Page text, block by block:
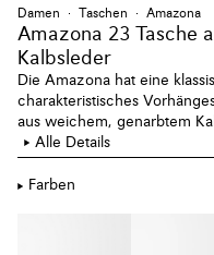
Damen Taschen Amazona
Amazona 23 Tasche
Kalbsleder
Die Amazona hat eine
charakteristisches
aus weichem, genarbtem
Alle Details
Farben